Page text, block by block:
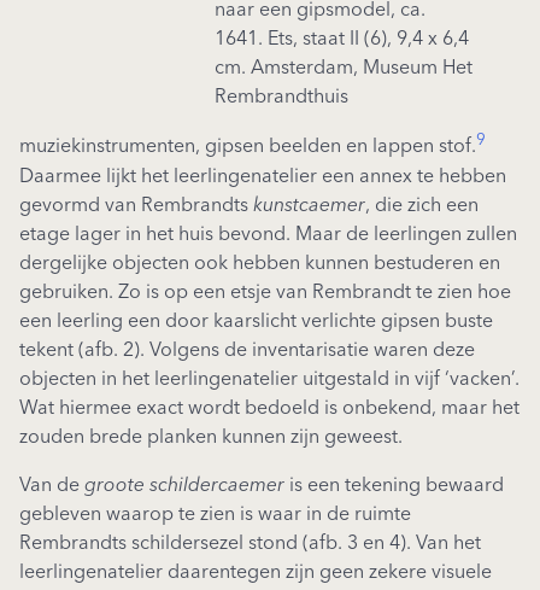
naar een gipsmodel, ca.
1641. Ets, staat II (6), 9,4 x 6,4
cm. Amsterdam, Museum Het
Rembrandthuis
muziekinstrumenten, gipsen beelden en lappen stof.9
Daarmee lijkt het leerlingenatelier een annex te hebben
gevormd van Rembrandts kunstcaemer, die zich een
etage lager in het huis bevond. Maar de leerlingen zullen
dergelijke objecten ook hebben kunnen bestuderen en
gebruiken. Zo is op een etsje van Rembrandt te zien hoe
een leerling een door kaarslicht verlichte gipsen buste
tekent (afb. 2). Volgens de inventarisatie waren deze
objecten in het leerlingenatelier uitgestald in vijf ‘vacken’.
Wat hiermee exact wordt bedoeld is onbekend, maar het
zouden brede planken kunnen zijn geweest.
Van de groote schildercaemer is een tekening bewaard
gebleven waarop te zien is waar in de ruimte
Rembrandts schildersezel stond (afb. 3 en 4). Van het
leerlingenatelier daarentegen zijn geen zekere visuele